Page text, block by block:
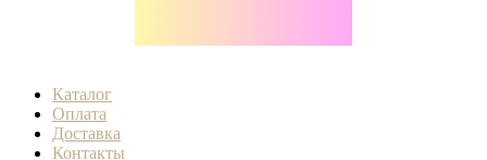
Каталог
Оплата
Доставка
Контакты